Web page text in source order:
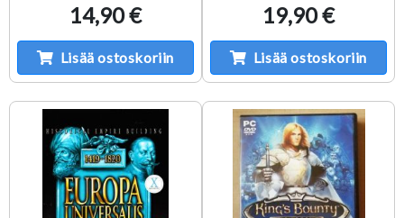
14,90 €
Lisää ostoskoriin
19,90 €
Lisää ostoskoriin